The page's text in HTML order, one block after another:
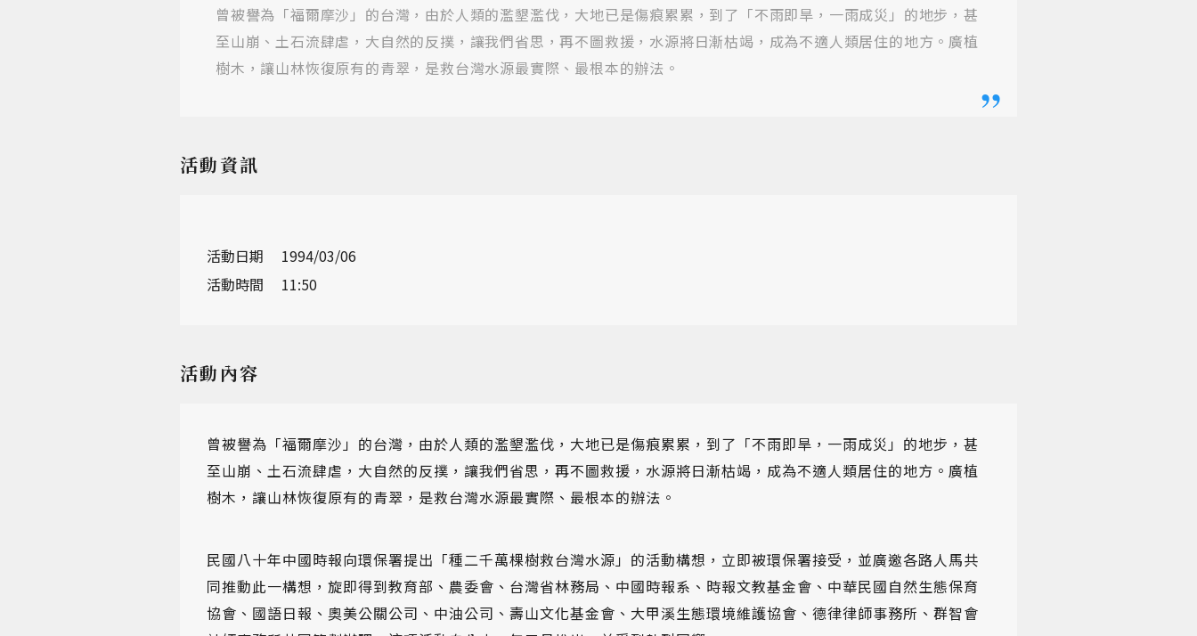
曾被譽為「福爾摩沙」的台灣，由於人類的濫墾濫伐，大地已是傷痕累累，到了「不雨即旱，一雨成災」的地步，甚
至山崩、土石流肆虐，大自然的反撲，讓我們省思，再不圖救援，水源將日漸枯竭，成為不適人類居住的地方。廣植
樹木，讓山林恢復原有的青翠，是救台灣水源最實際、最根本的辦法。
活動資訊
活動日期
1994/03/06
活動時間
11:50
活動內容
曾被譽為「福爾摩沙」的台灣，由於人類的濫墾濫伐，大地已是傷痕累累，到了「不雨即旱，一雨成災」的地步，甚
至山崩、土石流肆虐，大自然的反撲，讓我們省思，再不圖救援，水源將日漸枯竭，成為不適人類居住的地方。廣植
樹木，讓山林恢復原有的青翠，是救台灣水源最實際、最根本的辦法。
民國八十年中國時報向環保署提出「種二千萬棵樹救台灣水源」的活動構想，立即被環保署接受，並廣邀各路人馬共
同推動此一構想，旋即得到教育部、農委會、台灣省林務局、中國時報系、時報文教基金會、中華民國自然生態保育
協會、國語日報、奧美公關公司、中油公司、壽山文化基金會、大甲溪生態環境維護協會、德律律師事務所、群智會